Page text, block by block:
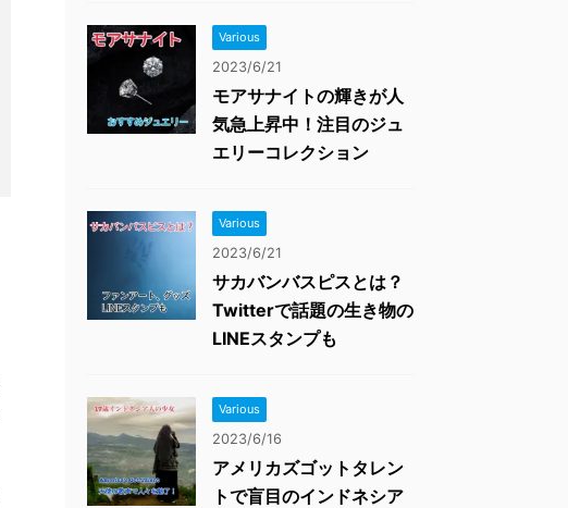
Various
2023/6/21
モアサナイトの輝きが人
気急上昇中！注目のジュ
エリーコレクション
Various
2023/6/21
サカバンバスピスとは？
Twitterで話題の生き物の
LINEスタンプも
Various
2023/6/16
アメリカズゴットタレン
トで盲目のインドネシア